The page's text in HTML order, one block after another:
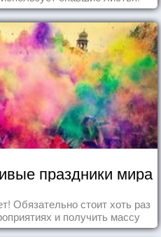
праздники мира
Обязательно стоит хоть раз
и получить массу